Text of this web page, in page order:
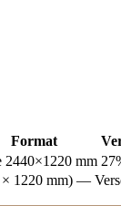
Format
2440×1220 mm
1220 mm) —